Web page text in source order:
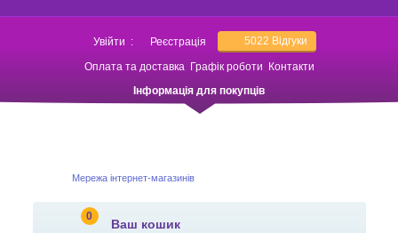
Увійти : Реєстрація 5022 Відгуки
Оплата та доставка Графік роботи
Контакти
Інформація для покупців
Мережа інтернет-магазинів
0
Ваш кошик